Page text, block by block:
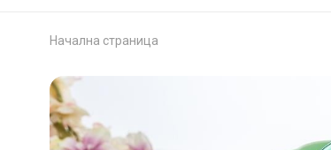
Начална страница